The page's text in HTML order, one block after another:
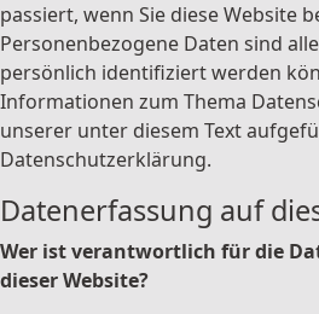
passiert, wenn Sie diese Website
Personenbezogene Daten sind
persönlich identifiziert werden
Informationen zum Thema
unserer unter diesem Text
Datenschutzerklärung.
Datenerfassung auf
Wer ist verantwortlich für die
dieser Website?